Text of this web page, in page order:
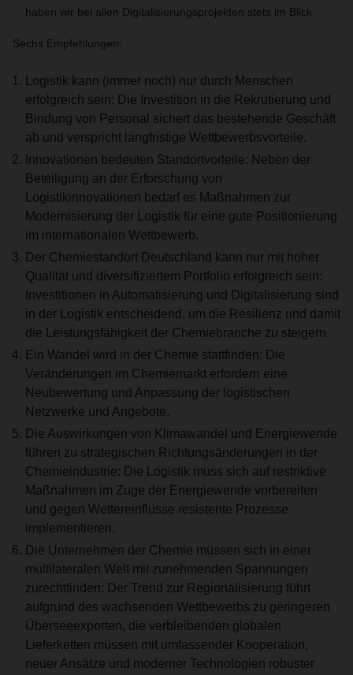
haben wir bei allen Digitalisierungsprojekten stets im Blick.
Sechs Empfehlungen:
Logistik kann (immer noch) nur durch Menschen
erfolgreich sein: Die Investition in die Rekrutierung und
Bindung von Personal sichert das bestehende Geschäft
ab und verspricht langfristige Wettbewerbsvorteile.
Innovationen bedeuten Standortvorteile: Neben der
Beteiligung an der Erforschung von
Logistikinnovationen bedarf es Maßnahmen zur
Modernisierung der Logistik für eine gute Positionierung
im internationalen Wettbewerb.
Der Chemiestandort Deutschland kann nur mit hoher
Qualität und diversifiziertem Portfolio erfolgreich sein:
Investitionen in Automatisierung und Digitalisierung sind
in der Logistik entscheidend, um die Resilienz und damit
die Leistungsfähigkeit der Chemiebranche zu steigern.
Ein Wandel wird in der Chemie stattfinden: Die
Veränderungen im Chemiemarkt erfordern eine
Neubewertung und Anpassung der logistischen
Netzwerke und Angebote.
Die Auswirkungen von Klimawandel und Energiewende
führen zu strategischen Richtungsänderungen in der
Chemieindustrie: Die Logistik muss sich auf restriktive
Maßnahmen im Zuge der Energiewende vorbereiten
und gegen Wettereinflüsse resistente Prozesse
implementieren.
Die Unternehmen der Chemie müssen sich in einer
multilateralen Welt mit zunehmenden Spannungen
zurechtfinden: Der Trend zur Regionalisierung führt
aufgrund des wachsenden Wettbewerbs zu geringeren
Überseeexporten, die verbleibenden globalen
Lieferketten müssen mit umfassender Kooperation,
neuer Ansätze und moderner Technologien robuster